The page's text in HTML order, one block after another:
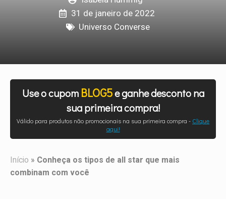
31 de janeiro de 2022
Universo Converse
Use o cupom BLOG5e ganhe desconto na
sua primeira compra!
Válido para produtos não promocionais na sua primeira compra - Clique
aqui!
Início » Conheça os tipos de all star que mais
combinam com você